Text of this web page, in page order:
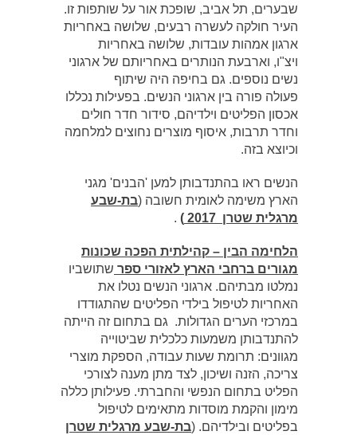
שבערים, תל אביב, שופכת אור על שותפות זו.
העיר חולקה לעשרה רבעים, שלושה באחריות
ארגון אמהות עובדות, שלושה באחריות
ויצ"ו, וארבעת הנותרים באחריותם של ארגוני
נשים נוספים. גם בחיפה היה שיתוף
פעולה פורה בין ארגוני הנשים. בפעילות נכללו
אכסון הפליטים וילדיהם, סידור חדר חולים
וחדר תרבות, איסוף מוצרים נחוצים למלחמה
וכיוצא בזה.
הנשים ראו בהתנדבותן למען 'הבנים' מגני
הארץ משימה לאומית חשובה (בת-שבע
מרגלית שטרן 2017
)
.
הלחימה הבין – קהילתית הפכה שכונות
מגורים ברחבי הארץ לאזורי ספר שתושביו
נמלטו מבתיהם. ארגוני הנשים נטלו את
האחריות לטיפול בילדי הפליטים שהתגודדו
במרכזי הערים הגדולות. ‏ גם בתחום זה הייתה
להתנדבותן משמעות כלכלית שביטוייה
מגוונים: תרומת שעות עבודה, הספקת מוצרי
צריכה, הזנה ושיכון, לצד מתן מענה לצורכי
הפליט בתחום הנפשי והחברתי. פעילותן כללה
מימון והקמת מוסדות מתאימים לטיפול
בפליטים ובילדיהם. (בת-שבע מרגלית שטרן